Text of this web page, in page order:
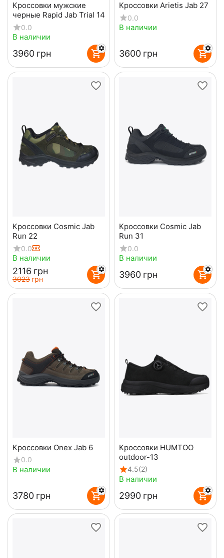
Кроссовки мужские
черные Rapid Jab Trial 14
0.0
В наличии
‍3960‍ грн
Кроссовки Arietis Jab 27
0.0
В наличии
‍3600‍ грн
Кроссовки Cosmic Jab
Run 22
0.0
В наличии
‍2116‍ грн
‍3023‍ грн
Кроссовки Cosmic Jab
Run 31
0.0
В наличии
‍3960‍ грн
Кроссовки Onex Jab 6
0.0
В наличии
‍3780‍ грн
Кроссовки HUMTOO
outdoor-13
4.5(2)
В наличии
‍2990‍ грн